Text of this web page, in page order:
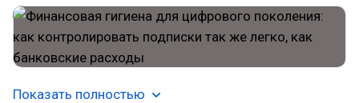
Показать полностью